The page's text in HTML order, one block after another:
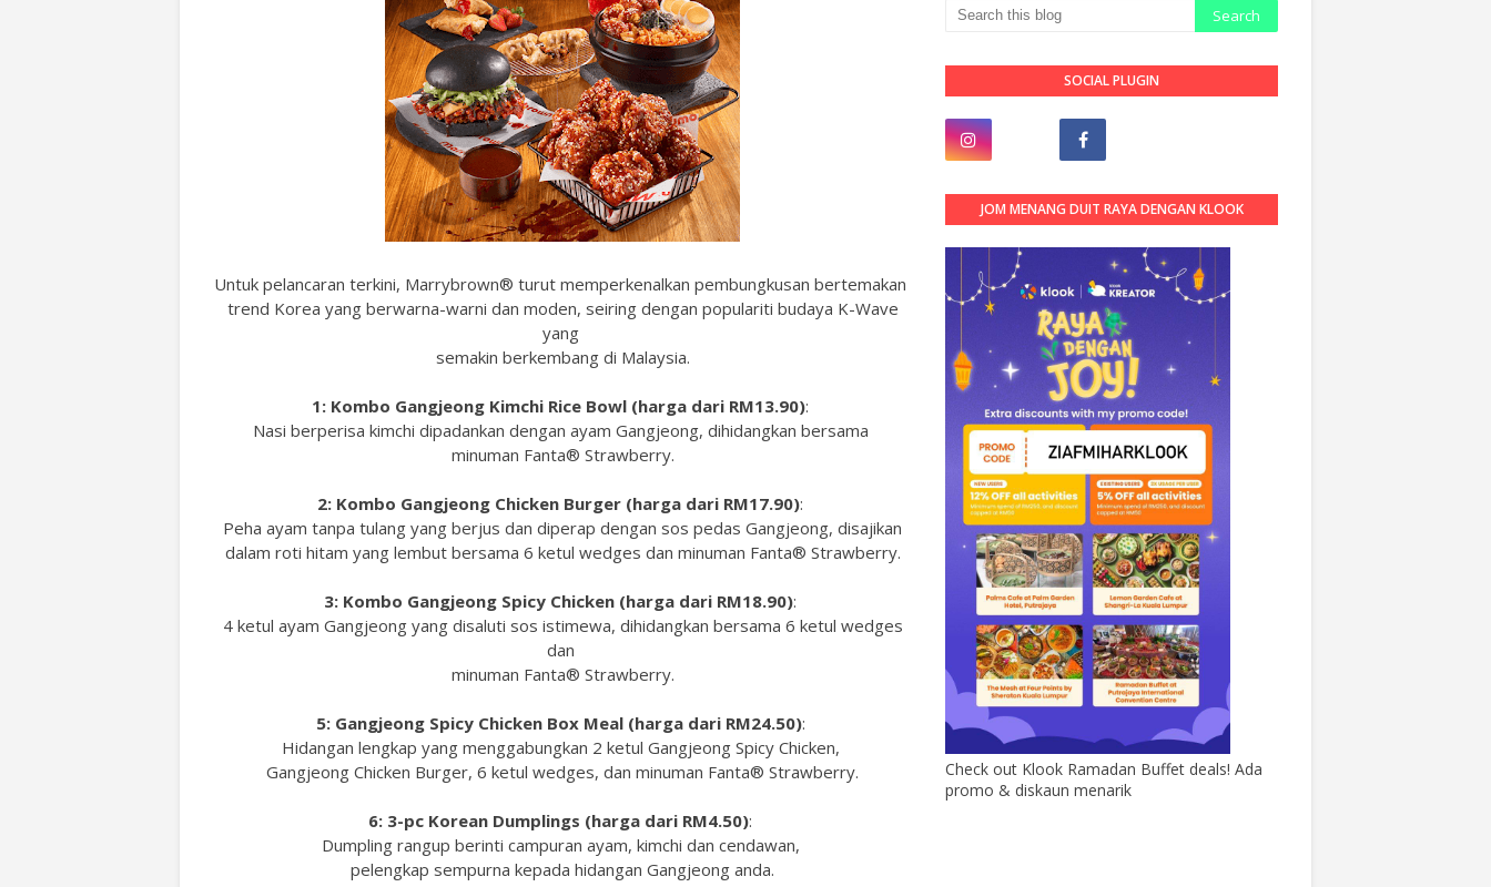
Untuk pelancaran terkini, Marrybrown® turut memperkenalkan pembungkusan bertemakan
trend Korea yang berwarna-warni dan moden, seiring dengan populariti budaya K-Wave
yang
semakin berkembang di Malaysia.
1: Kombo Gangjeong Kimchi Rice Bowl (harga dari RM13.90):
Nasi berperisa kimchi dipadankan dengan ayam Gangjeong, dihidangkan bersama
minuman Fanta® Strawberry.
2: Kombo Gangjeong Chicken Burger (harga dari RM17.90):
Peha ayam tanpa tulang yang berjus dan diperap dengan sos pedas Gangjeong, disajikan
dalam roti hitam yang lembut bersama 6 ketul wedges dan minuman Fanta® Strawberry.
3: Kombo Gangjeong Spicy Chicken (harga dari RM18.90):
4 ketul ayam Gangjeong yang disaluti sos istimewa, dihidangkan bersama 6 ketul wedges
dan
minuman Fanta® Strawberry.
5: Gangjeong Spicy Chicken Box Meal (harga dari RM24.50):
Hidangan lengkap yang menggabungkan 2 ketul Gangjeong Spicy Chicken,
Gangjeong Chicken Burger, 6 ketul wedges, dan minuman Fanta® Strawberry.
6: 3-pc Korean Dumplings (harga dari RM4.50):
Dumpling rangup berinti campuran ayam, kimchi dan cendawan,
pelengkap sempurna kepada hidangan Gangjeong anda.
SOCIAL PLUGIN
JOM MENANG DUIT RAYA DENGAN KLOOK
Check out Klook Ramadan Buffet deals! Ada
promo & diskaun menarik